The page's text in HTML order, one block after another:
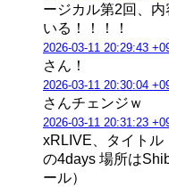
ージカル第2回、
いる！！！！
2026-03-11 20:29:43
さん！
2026-03-11 20:30:04
さんチェンジｗ
2026-03-11 20:31:23
xRLIVE、タイトル
の4days 場所は
ール）